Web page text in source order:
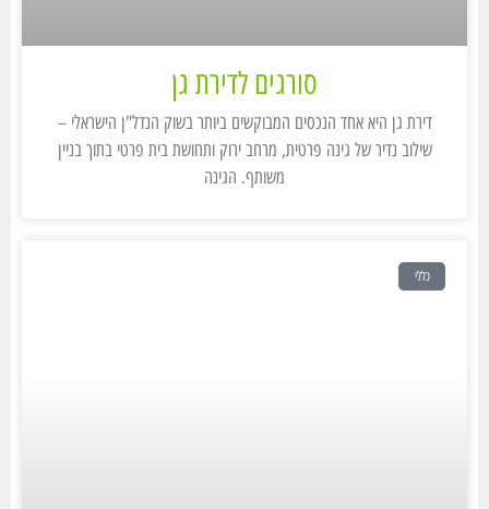
סורגים לדירת גן
דירת גן היא אחד הנכסים המבוקשים ביותר בשוק הנדל"ן הישראלי –
שילוב נדיר של גינה פרטית, מרחב ירוק ותחושת בית פרטי בתוך בניין
משותף. הגינה
כללי